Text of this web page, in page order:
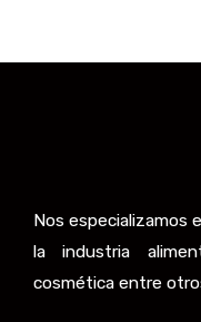
Nos especializamos
la industria
cosmética entre